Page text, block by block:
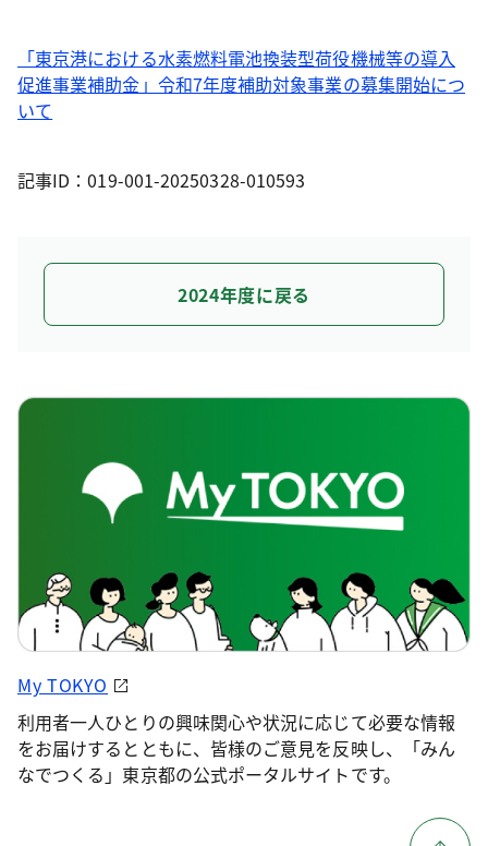
「東京港における水素燃料電池換装型荷役機械等の導入
促進事業補助金」令和7年度補助対象事業の募集開始につ
いて
記事ID：019-001-20250328-010593
2024年度に戻る
My TOKYO
利用者一人ひとりの興味関心や状況に応じて必要な情報
をお届けするとともに、皆様のご意見を反映し、「みん
なでつくる」東京都の公式ポータルサイトです。